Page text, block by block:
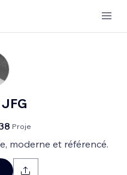
Proje
moderne et référencé.